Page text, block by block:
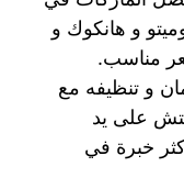
و هانكوك و
مناسب.
و تنظيفه مع
على يد
خبرة في